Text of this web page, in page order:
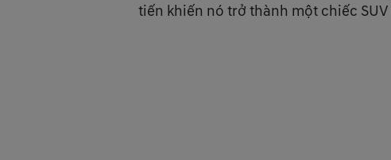
tiến khiến nó trở thành một chiếc